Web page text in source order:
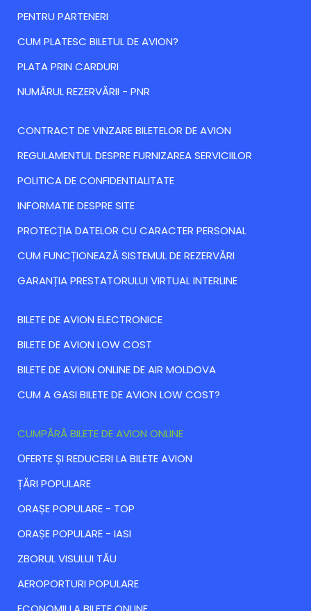
PENTRU PARTENERI
CUM PLATESC BILETUL DE AVION?
PLATA PRIN CARDURI
NUMĂRUL REZERVĂRII - PNR
CONTRACT DE VINZARE BILETELOR DE AVION
REGULAMENTUL DESPRE FURNIZAREA SERVICIILOR
POLITICA DE CONFIDENTIALITATE
INFORMATIE DESPRE SITE
PROTECȚIA DATELOR CU CARACTER PERSONAL
CUM FUNCȚIONEAZĂ SISTEMUL DE REZERVĂRI
GARANȚIA PRESTATORULUI VIRTUAL INTERLINE
BILETE DE AVION ELECTRONICE
BILETE DE AVION LOW COST
BILETE DE AVION ONLINE DE AIR MOLDOVA
CUM A GASI BILETE DE AVION LOW COST?
CUMPĂRĂ BILETE DE AVION ONLINE
ОFERTE ȘI REDUCERI LA BILETE AVION
ȚĂRI POPULARE
ORAȘE POPULARE - TOP
ORAȘE POPULARE - IASI
ZBORUL VISULUI TĂU
AEROPORTURI POPULARE